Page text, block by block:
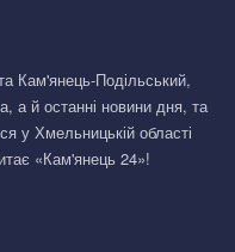
Кам'янець-Подільський,
а й останні новини дня, та
у Хмельницькій області
«Кам'янець 24»!